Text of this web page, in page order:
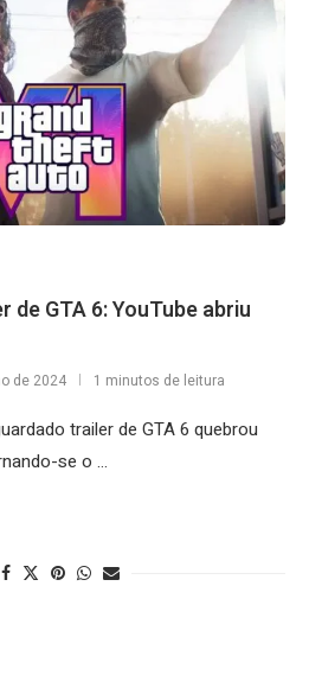
GTA 6: YouTube abriu
de 2024 1 minutos de leitura
trailer de GTA 6 quebrou
se o …